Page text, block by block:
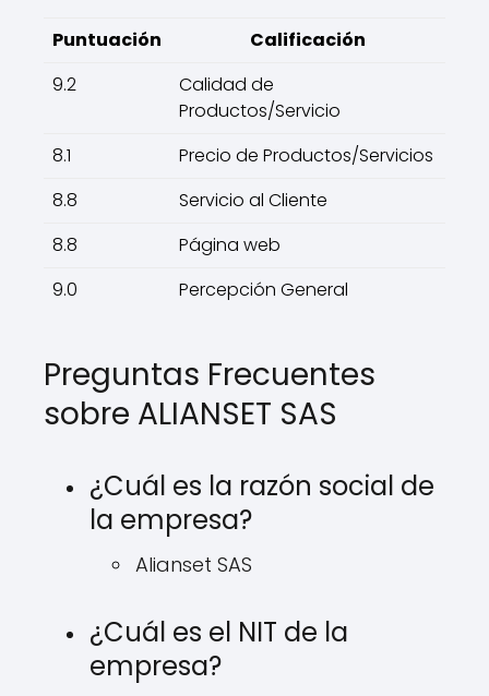
Puntuación
Calificación
9.2
Calidad de
Productos/Servicio
8.1
Precio de Productos/Servicios
8.8
Servicio al Cliente
8.8
Página web
9.0
Percepción General
Preguntas Frecuentes
sobre ALIANSET SAS
¿Cuál es la razón social de
la empresa?
Alianset SAS
¿Cuál es el NIT de la
empresa?